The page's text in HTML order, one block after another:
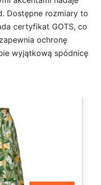
Dostępne rozmiary to
certyfikat GOTS, co
ochronę
wyjątkową spódnicę